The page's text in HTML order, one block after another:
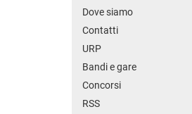
Dove siamo
Contatti
URP
Bandi e gare
Concorsi
RSS